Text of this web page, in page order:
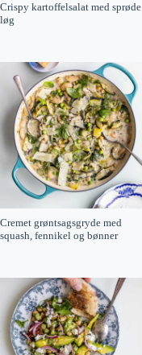
Crispy kartoffelsalat med sprøde
løg
Cremet grøntsagsgryde med
squash, fennikel og bønner